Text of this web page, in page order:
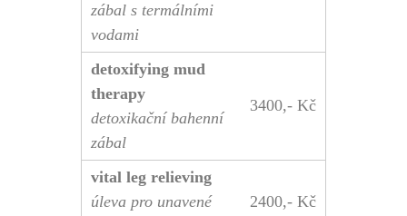
zábal s termálními
vodami
detoxifying mud
therapy
detoxikační bahenní
zábal
3400,- Kč
vital leg relieving
úleva pro unavené
2400,- Kč